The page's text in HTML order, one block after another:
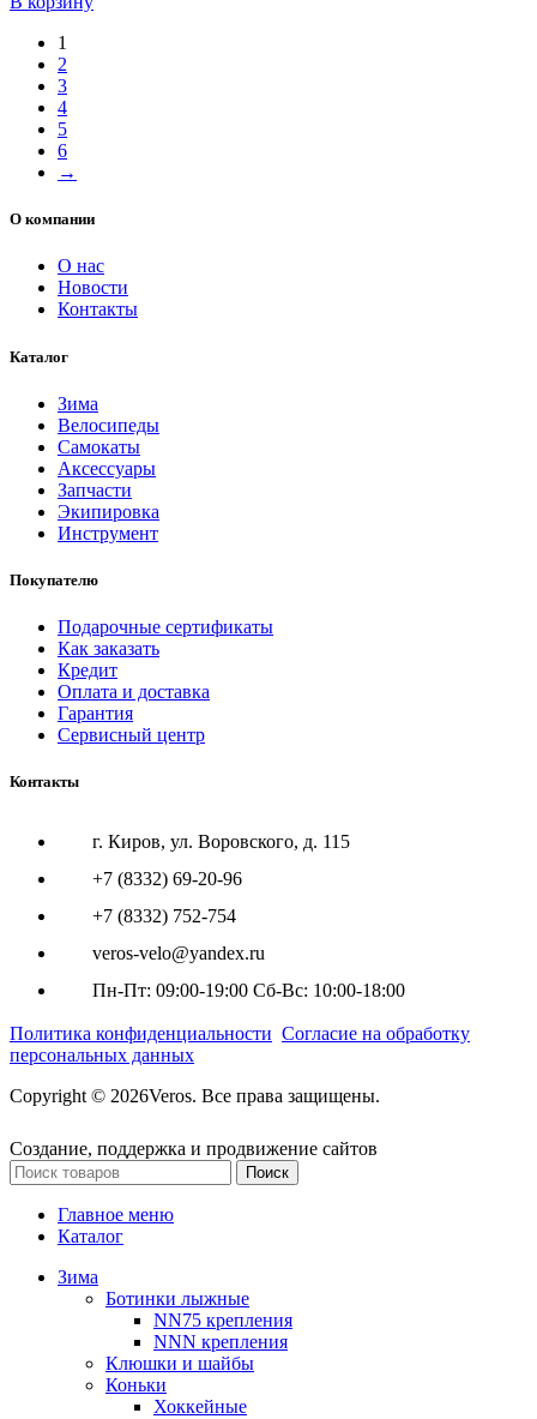
1
2
3
4
5
6
→
О компании
О нас
Новости
Контакты
Каталог
Зима
Велосипеды
Самокаты
Аксессуары
Запчасти
Экипировка
Инструмент
Покупателю
Подарочные сертификаты
Как заказать
Кредит
Оплата и доставка
Гарантия
Сервисный центр
Контакты
г. Киров, ул. Воровского, д. 115
+7 (8332) 69-20-96
+7 (8332) 752-754
veros-velo@yandex.ru
Пн-Пт: 09:00-19:00 Сб-Вс: 10:00-18:00
Политика конфиденциальности Согласие на обработку
персональных данных
Copyright © 2026Veros. Все права защищены.
Создание, поддержка и продвижение сайтов
Поиск
Главное меню
Каталог
Зима
Ботинки лыжные
NN75 крепления
NNN крепления
Клюшки и шайбы
Коньки
Хоккейные